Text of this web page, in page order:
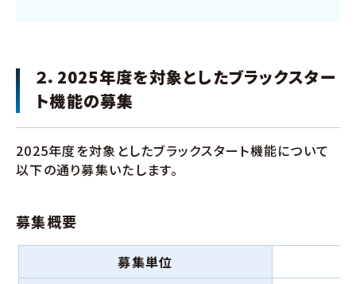
２．2025年度を対象としたブラックスター
ト機能の募集
2025年度を対象としたブラックスタート機能について
以下の通り募集いたします。
募集概要
募集単位